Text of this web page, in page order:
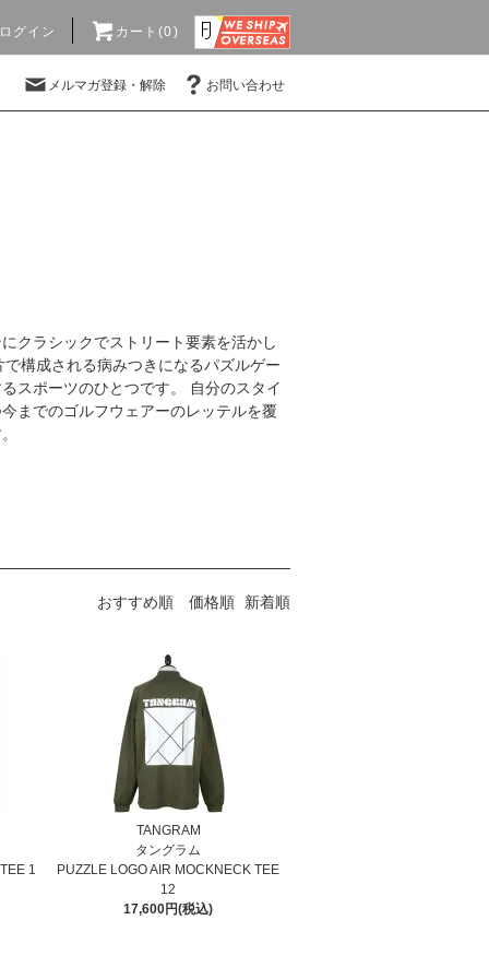
ログイン カート(0)
メルマガ登録・解除 お問い合わせ
クラシックでストリート要素を活かし
構成される病みつきになるパズルゲー
スポーツのひとつです。 自分のスタイ
までのゴルフウェアーのレッテルを覆
おすすめ順 価格順 新着順
1
TANGRAM
タングラム
PUZZLE LOGO AIR MOCKNECK TEE
12
17,600円(税込)